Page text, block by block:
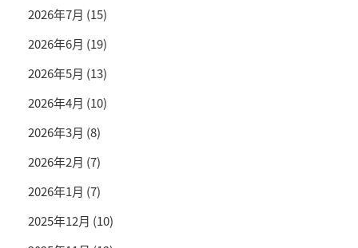
2026年7月 (15)
2026年6月 (19)
2026年5月 (13)
2026年4月 (10)
2026年3月 (8)
2026年2月 (7)
2026年1月 (7)
2025年12月 (10)